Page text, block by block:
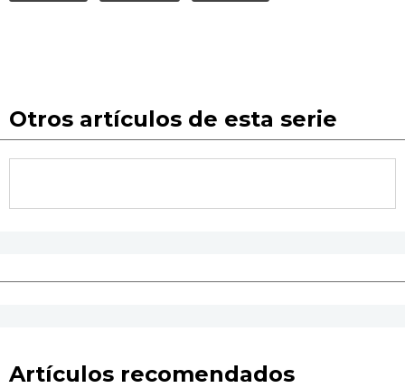
Otros artículos de esta serie
Artículos recomendados